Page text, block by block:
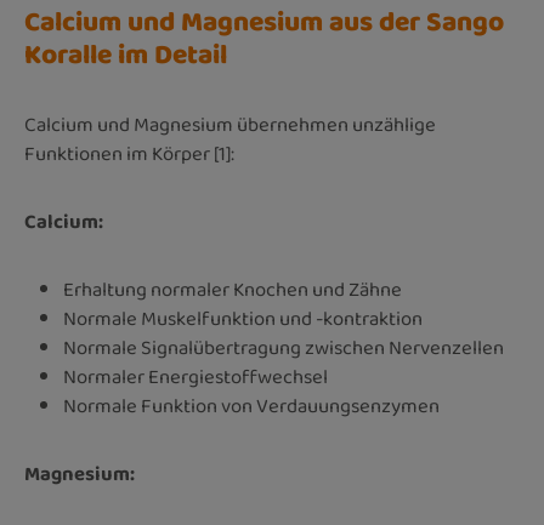
Calcium und Magnesium aus der Sango
Koralle im Detail
Calcium und Magnesium übernehmen unzählige
Funktionen im Körper [1]:
Calcium:
Erhaltung normaler Knochen und Zähne
Normale Muskelfunktion und -kontraktion
Normale Signalübertragung zwischen Nervenzellen
Normaler Energiestoffwechsel
Normale Funktion von Verdauungsenzymen
Magnesium: